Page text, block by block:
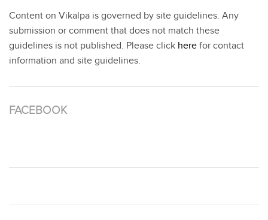
Content on Vikalpa is governed by site guidelines. Any
submission or comment that does not match these
guidelines is not published. Please click here for contact
information and site guidelines.
FACEBOOK